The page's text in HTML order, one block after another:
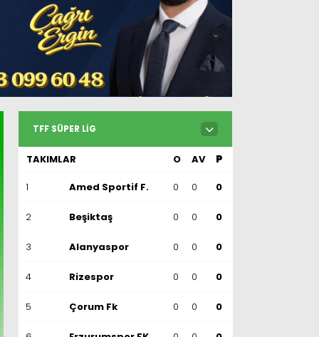
Milas
Muğla’dan
Asayiş
Genel
İletişim
Künye
TFF SÜPER LIG
TAKIMLAR O AV P
1 Amed Sportif F. 0 0 0
2 Beşiktaş 0 0 0
3 Alanyaspor 0 0 0
4 Rizespor 0 0 0
5 Çorum Fk 0 0 0